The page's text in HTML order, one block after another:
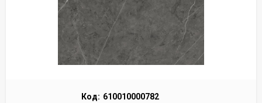
Код: 610010000782